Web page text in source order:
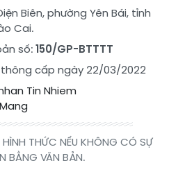
Biên, phường Yên Bái, tỉnh
Cai.
số:150/GP-BTTTT
cấp ngày 22/03/2022
THỨC NẾU KHÔNG CÓ SỰ
BẰNG VĂN BẢN.